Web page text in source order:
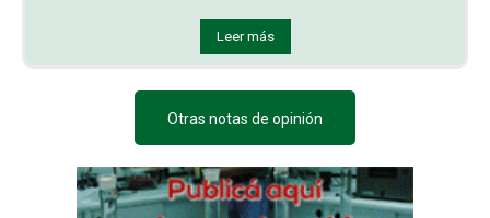
Leer más
Otras notas de opinión